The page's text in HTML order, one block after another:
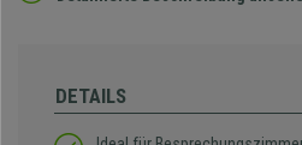
DETAILS